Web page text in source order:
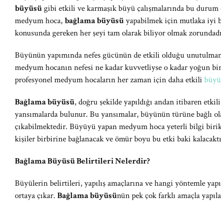
büyüsügibi etkili ve karmaşık büyü çalışmalarında bu
medyum hoca,bağlama büyüsüyapabilmek için mutlaka iyi
konusunda gereken her şeyi tam olarak biliyor olmak
Büyünün yapımında nefes gücünün de etkili olduğu
medyum hocanın nefesi ne kadar kuvvetliyse o kadar yoğun
profesyonel medyum hocaların her zaman için daha etkili
Bağlama büyüsü, doğru şekilde yapıldığı andan itibaren
yansımalarda bulunur. Bu yansımalar, büyünün türüne bağlı
çıkabilmektedir. Büyüyü yapan medyum hoca yeterli bilgi
kişiler birbirine bağlanacak ve ömür boyu bu etki baki
Bağlama Büyüsü Belirtileri Nelerdir?
Büyülerin belirtileri, yapılış amaçlarına ve hangi yöntemle
ortaya çıkar. Bağlama büyüsünün pek çok farklı amaçla